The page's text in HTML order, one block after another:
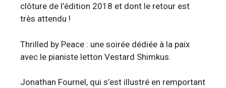
clôture de l’édition 2018 et dont le retour est
très attendu !
Thrilled by Peace : une soirée dédiée à la paix
avec le pianiste letton Vestard Shimkus.
Jonathan Fournel, qui s’est illustré en remportant